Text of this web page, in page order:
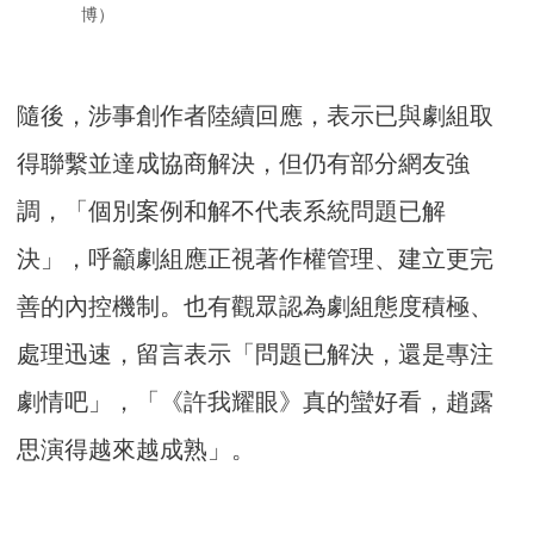
博）
隨後，涉事創作者陸續回應，表示已與劇組取
得聯繫並達成協商解決，但仍有部分網友強
調，「個別案例和解不代表系統問題已解
決」，呼籲劇組應正視著作權管理、建立更完
善的內控機制。也有觀眾認為劇組態度積極、
處理迅速，留言表示「問題已解決，還是專注
劇情吧」，「《許我耀眼》真的蠻好看，趙露
思演得越來越成熟」。